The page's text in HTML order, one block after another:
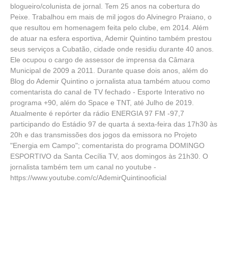
blogueiro/colunista de jornal. Tem 25 anos na cobertura do
Peixe. Trabalhou em mais de mil jogos do Alvinegro Praiano, o
que resultou em homenagem feita pelo clube, em 2014. Além
de atuar na esfera esportiva, Ademir Quintino também prestou
seus serviços a Cubatão, cidade onde residiu durante 40 anos.
Ele ocupou o cargo de assessor de imprensa da Câmara
Municipal de 2009 a 2011. Durante quase dois anos, além do
Blog do Ademir Quintino o jornalista atua também atuou como
comentarista do canal de TV fechado - Esporte Interativo no
programa +90, além do Space e TNT, até Julho de 2019.
Atualmente é repórter da rádio ENERGIA 97 FM -97,7
participando do Estádio 97 de quarta á sexta-feira das 17h30 às
20h e das transmissões dos jogos da emissora no Projeto
"Energia em Campo"; comentarista do programa DOMINGO
ESPORTIVO da Santa Cecília TV, aos domingos às 21h30. O
jornalista também tem um canal no youtube -
https://www.youtube.com/c/AdemirQuintinooficial